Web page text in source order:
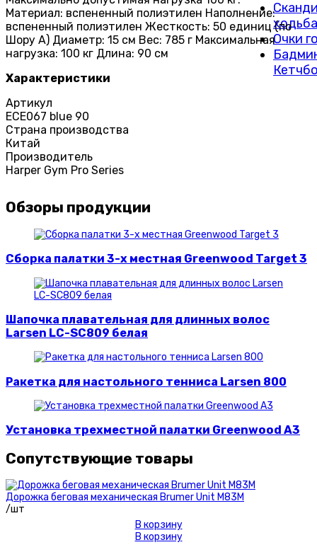
ходьба
Очки
Материал: вспененный полиэтилен Наполнение:
вспененный полиэтилен Жесткость: 50 единиц (по
Шору А) Диаметр: 15 см Вес: 785 г Максимальная
нагрузка: 100 кг Длина: 90 см
Характеристики
Артикул
ECE067 blue 90
Страна производства
Китай
Производитель
Harper Gym Pro Series
Обзоры продукции
Сборка палатки 3-х местная Greenwood Target 3
Шапочка плавательная для длинных волос
Larsen LC-SC809 белая
Ракетка для настольного тенниса Larsen 800
Установка трехместной палатки Greenwood A3
Сопутствующие товары
Дорожка беговая механическая Brumer Unit M83M
/шт
В корзину
В корзину